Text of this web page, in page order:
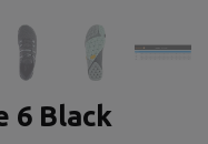
6 Black